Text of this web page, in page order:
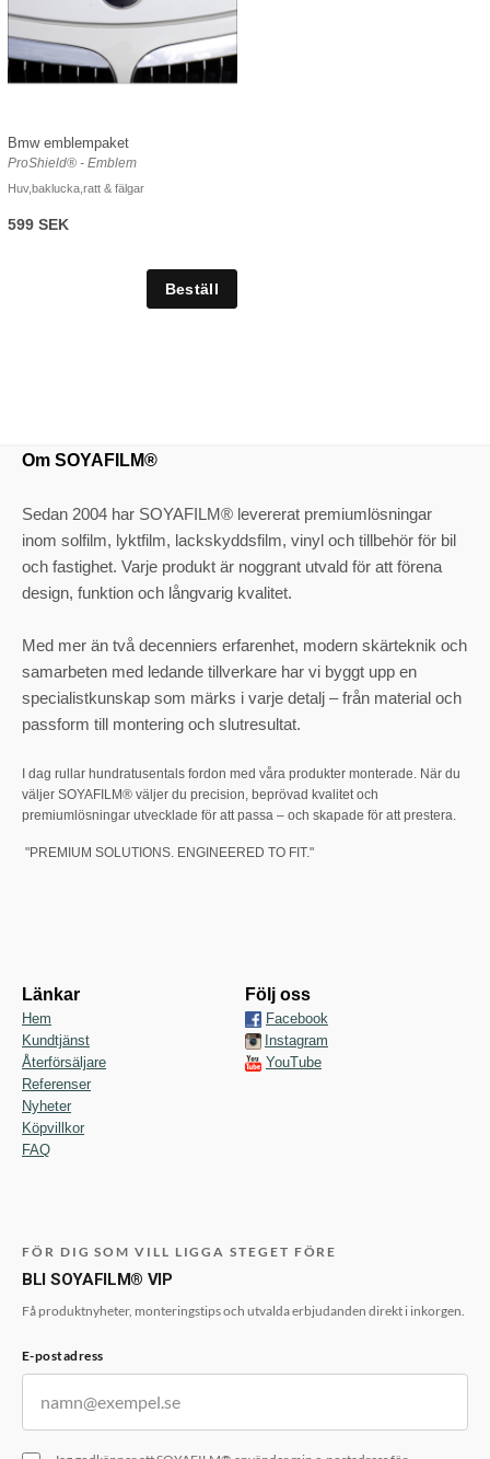
Bmw emblempaket
ProShield® - Emblem
Huv,baklucka,ratt & fälgar
599 SEK
Om SOYAFILM®
Sedan 2004 har SOYAFILM® levererat premiumlösningar
inom solfilm, lyktfilm, lackskyddsfilm, vinyl och tillbehör för bil
och fastighet. Varje produkt är noggrant utvald för att förena
design, funktion och långvarig kvalitet.
Med mer än två decenniers erfarenhet, modern skärteknik och
samarbeten med ledande tillverkare har vi byggt upp en
specialistkunskap som märks i varje detalj – från material och
passform till montering och slutresultat.
I dag rullar hundratusentals fordon med våra produkter monterade. När du
väljer SOYAFILM® väljer du precision, beprövad kvalitet och
premiumlösningar utvecklade för att passa – och skapade för att prestera.
"PREMIUM SOLUTIONS. ENGINEERED TO FIT."
Länkar
Hem
Kundtjänst
Återförsäljare
Referenser
Nyheter
Köpvillkor
FAQ
Följ oss
Facebook
Instagram
YouTube
FÖR DIG SOM VILL LIGGA STEGET FÖRE
BLI SOYAFILM® VIP
Få produktnyheter, monteringstips och utvalda erbjudanden direkt i inkorgen.
E-postadress